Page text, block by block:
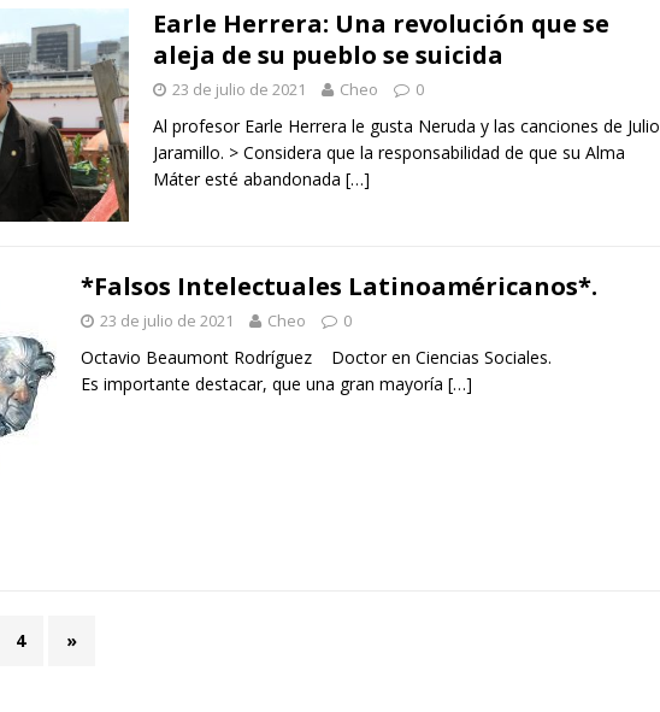
Earle Herrera: Una revolución que se
aleja de su pueblo se suicida
23 de julio de 2021 Cheo 0
Al profesor Earle Herrera le gusta Neruda y las canciones de Julio
Jaramillo. > Considera que la responsabilidad de que su Alma
Máter esté abandonada […]
*Falsos Intelectuales Latinoaméricanos*.
23 de julio de 2021 Cheo 0
Octavio Beaumont Rodríguez Doctor en Ciencias Sociales.
Es importante destacar, que una gran mayoría […]
4 »